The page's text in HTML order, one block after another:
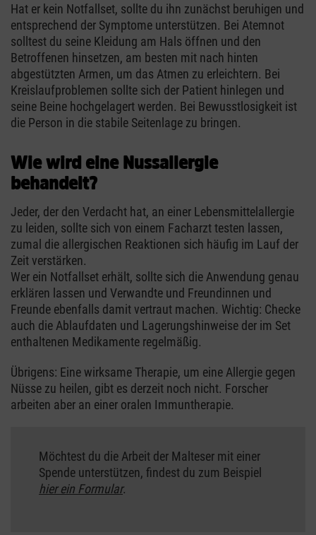
Hat er kein Notfallset, sollte du ihn zunächst beruhigen und
entsprechend der Symptome unterstützen. Bei Atemnot
solltest du seine Kleidung am Hals öffnen und den
Betroffenen hinsetzen, am besten mit nach hinten
abgestützten Armen, um das Atmen zu erleichtern. Bei
Kreislaufproblemen sollte sich der Patient hinlegen und
seine Beine hochgelagert werden. Bei Bewusstlosigkeit ist
die Person in die stabile Seitenlage zu bringen.
Wie wird eine Nussallergie
behandelt?
Jeder, der den Verdacht hat, an einer Lebensmittelallergie
zu leiden, sollte sich von einem Facharzt testen lassen,
zumal die allergischen Reaktionen sich häufig im Lauf der
Zeit verstärken.
Wer ein Notfallset erhält, sollte sich die Anwendung genau
erklären lassen und Verwandte und Freundinnen und
Freunde ebenfalls damit vertraut machen. Wichtig: Checke
auch die Ablaufdaten und Lagerungshinweise der im Set
enthaltenen Medikamente regelmäßig.
Übrigens: Eine wirksame Therapie, um eine Allergie gegen
Nüsse zu heilen, gibt es derzeit noch nicht. Forscher
arbeiten aber an einer oralen Immuntherapie.
Möchtest du die Arbeit der Malteser mit einer
Spende unterstützen, findest du zum Beispiel
hier ein Formular.